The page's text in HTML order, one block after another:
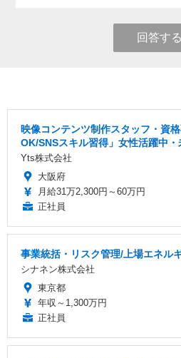
回答する
映像コンテンツ制作スタッフ・資
OK/SNSスキル習得」女性活躍中・
Yts株式会社
大阪府
月給31万2,300円～60万円
正社員
事業統括・リスク管理/上場エネル
シナネン株式会社
東京都
年収～1,300万円
正社員